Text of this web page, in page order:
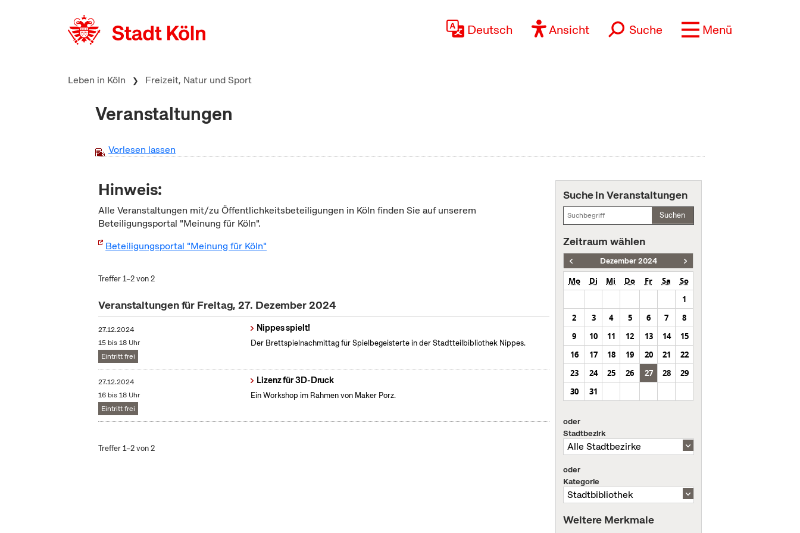
Deutsch Ansicht Suche Menü
Leben in Köln Freizeit, Natur und Sport
Veranstaltungen
Vorlesen lassen
Hinweis:
Alle Veranstaltungen mit/zu Öffentlichkeitsbeteiligungen in Köln finden Sie auf unserem
Beteiligungsportal "Meinung für Köln".
Beteiligungsportal "Meinung für Köln"
Treffer 1–2 von 2
Veranstaltungen für Freitag, 27. Dezember 2024
27.12.2024
15 bis 18 Uhr
Eintritt frei
Nippes spielt!
Der Brettspielnachmittag für Spielbegeisterte in der Stadtteilbibliothek Nippes.
27.12.2024
16 bis 18 Uhr
Eintritt frei
Lizenz für 3D-Druck
Ein Workshop im Rahmen von Maker Porz.
Treffer 1–2 von 2
Suche in Veranstaltungen
Suchen
Zeitraum wählen
Dezember 2024
Mo Di Mi Do Fr Sa
So
1
2
3 4 5 6 7
8
9
10 11 12 13 14
15
16
17 18 19 20 21
22
23
24 25 26 27 28
29
30
31
oder
Stadtbezirk
oder
Kategorie
Weitere Merkmale